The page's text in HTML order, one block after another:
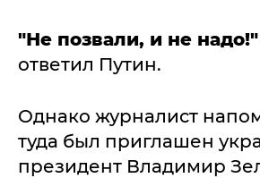
"Не позвали, и не надо!"
ответил Путин.
Однако журналист
туда был приглашен
президент Владимир